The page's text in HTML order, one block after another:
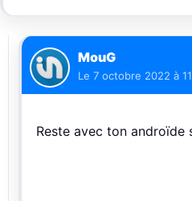
MouG
Le 7 octobre 2022 à
Reste avec ton